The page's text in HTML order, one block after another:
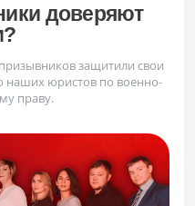
доверяют
защитили свои
наших юристов по военно-
праву.